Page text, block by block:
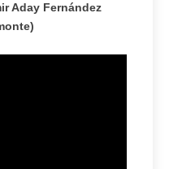
Aday Fernández